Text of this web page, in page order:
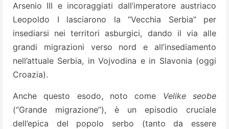
Arsenio III e incoraggiati dall’imperatore austriaco
Leopoldo I lasciarono la “Vecchia Serbia” per
insediarsi nei territori asburgici, dando il via alle
grandi migrazioni verso nord e all’insediamento
nell’attuale Serbia, in Vojvodina e in Slavonia (oggi
Croazia).
Anche questo esodo, noto come Velike seobe
(“Grande migrazione”), è un episodio cruciale
dell’epica del popolo serbo (tanto da essere